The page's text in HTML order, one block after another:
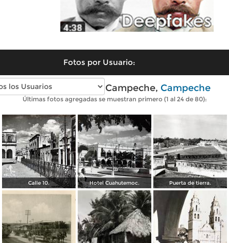
Fotos por Usuario:
Fotos antiguas de Campeche, Campeche
Últimas fotos agregadas se muestran primero (1 al 24 de 80):
Calle 10. Hotel Cuahutemoc. Puerta de tierra.